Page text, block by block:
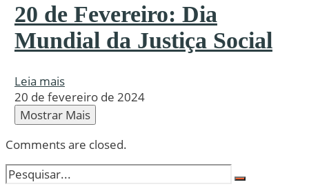
20 de Fevereiro: Dia
Mundial da Justiça Social
Leia mais
20 de fevereiro de 2024
Mostrar Mais
Comments are closed.